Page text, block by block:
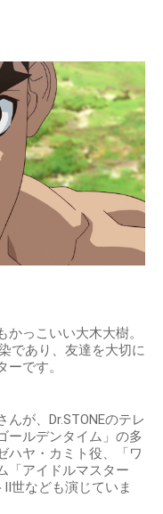
っこいい大木大樹。
であり、友達を大切に
です。
が、Dr.STONEのテレ
ールデンタイム」の多
ハヤ・カミト役、「ワ
「アイドルマスター
世なども演じていま